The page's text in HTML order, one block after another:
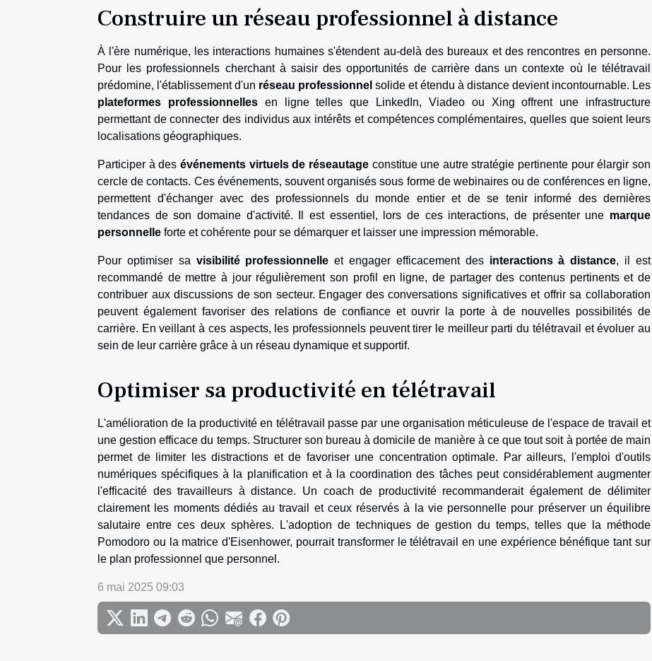
Construire un réseau professionnel à distance
À l'ère numérique, les interactions humaines s'étendent au-delà des bureaux et des rencontres en personne.
Pour les professionnels cherchant à saisir des opportunités de carrière dans un contexte où le télétravail
prédomine, l'établissement d'un réseau professionnel solide et étendu à distance devient incontournable. Les
plateformes professionnellesen ligne telles que LinkedIn, Viadeo ou Xing offrent une infrastructure
permettant de connecter des individus aux intérêts et compétences complémentaires, quelles que soient leurs
localisations géographiques.
Participer à des événements virtuels de réseautageconstitue une autre stratégie pertinente pour élargir son
cercle de contacts. Ces événements, souvent organisés sous forme de webinaires ou de conférences en ligne,
permettent d'échanger avec des professionnels du monde entier et de se tenir informé des dernières
tendances de son domaine d'activité. Il est essentiel, lors de ces interactions, de présenter une marque
personnelle forte et cohérente pour se démarquer et laisser une impression mémorable.
Pour optimiser sa visibilité professionnelle et engager efficacement des interactions à distance, il est
recommandé de mettre à jour régulièrement son profil en ligne, de partager des contenus pertinents et de
contribuer aux discussions de son secteur. Engager des conversations significatives et offrir sa collaboration
peuvent également favoriser des relations de confiance et ouvrir la porte à de nouvelles possibilités de
carrière. En veillant à ces aspects, les professionnels peuvent tirer le meilleur parti du télétravail et évoluer au
sein de leur carrière grâce à un réseau dynamique et supportif.
Optimiser sa productivité en télétravail
L'amélioration de la productivité en télétravail passe par une organisation méticuleuse de l'espace de travail et
une gestion efficace du temps. Structurer son bureau à domicile de manière à ce que tout soit à portée de main
permet de limiter les distractions et de favoriser une concentration optimale. Par ailleurs, l'emploi d'outils
numériques spécifiques à la planification et à la coordination des tâches peut considérablement augmenter
l'efficacité des travailleurs à distance. Un coach de productivité recommanderait également de délimiter
clairement les moments dédiés au travail et ceux réservés à la vie personnelle pour préserver un équilibre
salutaire entre ces deux sphères. L'adoption de techniques de gestion du temps, telles que la méthode
Pomodoro ou la matrice d'Eisenhower, pourrait transformer le télétravail en une expérience bénéfique tant sur
le plan professionnel que personnel.
6 mai 2025 09:03